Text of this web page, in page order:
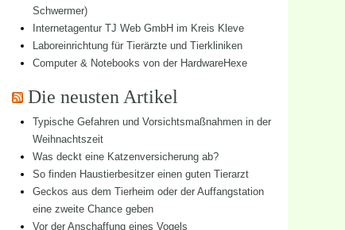
Schwermer)
Internetagentur TJ Web GmbH im Kreis Kleve
Laboreinrichtung für Tierärzte und Tierkliniken
Computer & Notebooks von der HardwareHexe
Die neusten Artikel
Typische Gefahren und Vorsichtsmaßnahmen in der
Weihnachtszeit
Was deckt eine Katzenversicherung ab?
So finden Haustierbesitzer einen guten Tierarzt
Geckos aus dem Tierheim oder der Auffangstation
eine zweite Chance geben
Vor der Anschaffung eines Vogels